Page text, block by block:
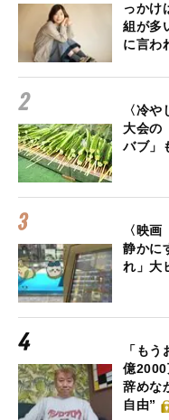
っかけ
組が多
に言わ
〈冷
大会の
バブ」
〈映
静かに
れ」大
「も
億
辞めな
自由”